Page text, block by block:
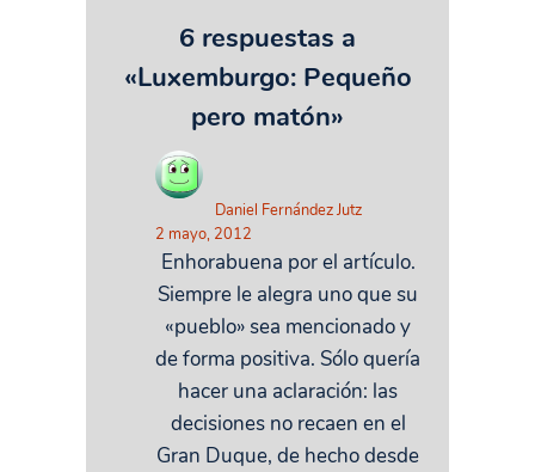
6 respuestas a
«Luxemburgo: Pequeño
pero matón»
Daniel Fernández Jutz
2 mayo, 2012
Enhorabuena por el artículo.
Siempre le alegra uno que su
«pueblo» sea mencionado y
de forma positiva. Sólo quería
hacer una aclaración: las
decisiones no recaen en el
Gran Duque, de hecho desde